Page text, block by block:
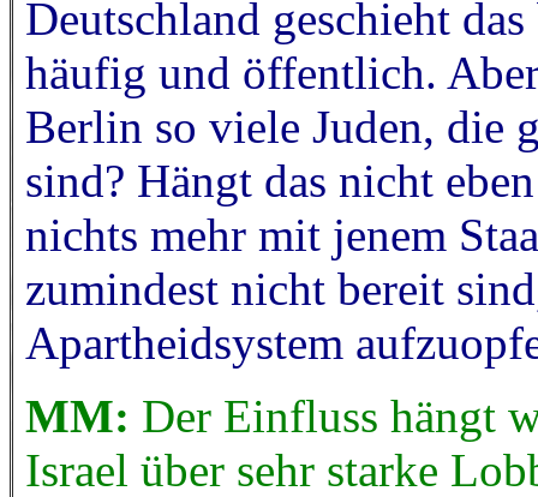
Deutschland geschieht
häufig und öffentlich.
Berlin so viele Juden, die
sind? Hängt das nicht
nichts mehr mit jenem
zumindest nicht bereit
Apartheidsystem
MM: Der Einfluss hängt
Israel über sehr starke